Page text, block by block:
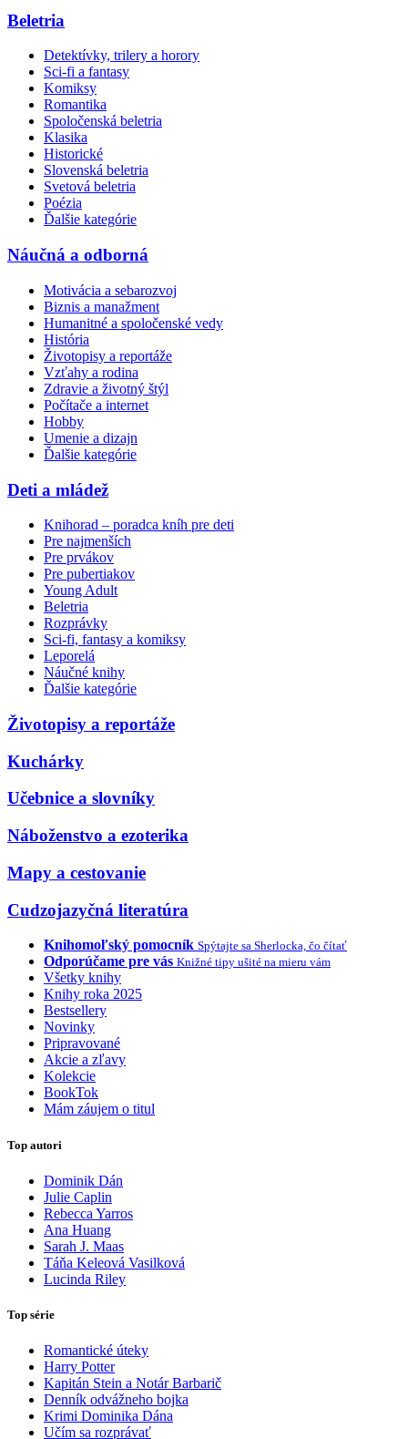
Beletria
Detektívky, trilery a horory
Sci-fi a fantasy
Komiksy
Romantika
Spoločenská beletria
Klasika
Historické
Slovenská beletria
Svetová beletria
Poézia
Ďalšie kategórie
Náučná a odborná
Motivácia a sebarozvoj
Biznis a manažment
Humanitné a spoločenské vedy
História
Životopisy a reportáže
Vzťahy a rodina
Zdravie a životný štýl
Počítače a internet
Hobby
Umenie a dizajn
Ďalšie kategórie
Deti a mládež
Knihorad – poradca kníh pre deti
Pre najmenších
Pre prvákov
Pre pubertiakov
Young Adult
Beletria
Rozprávky
Sci-fi, fantasy a komiksy
Leporelá
Náučné knihy
Ďalšie kategórie
Životopisy a reportáže
Kuchárky
Učebnice a slovníky
Náboženstvo a ezoterika
Mapy a cestovanie
Cudzojazyčná literatúra
Knihomoľský pomocník Spýtajte sa Sherlocka, čo čítať
Odporúčame pre vás Knižné tipy ušité na mieru vám
Všetky knihy
Knihy roka 2025
Bestsellery
Novinky
Pripravované
Akcie a zľavy
Kolekcie
BookTok
Mám záujem o titul
Top autori
Dominik Dán
Julie Caplin
Rebecca Yarros
Ana Huang
Sarah J. Maas
Táňa Keleová Vasilková
Lucinda Riley
Top série
Romantické úteky
Harry Potter
Kapitán Stein a Notár Barbarič
Denník odvážneho bojka
Krimi Dominika Dána
Učím sa rozprávať